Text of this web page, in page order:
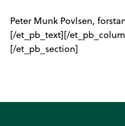
Peter Munk Povlsen,
[/et_pb_text][/
[/et_pb_section]